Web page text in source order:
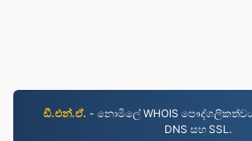
ඩී.එන්.ඒ. - නොමිලේ WHOIS
DNS සහ SSL.